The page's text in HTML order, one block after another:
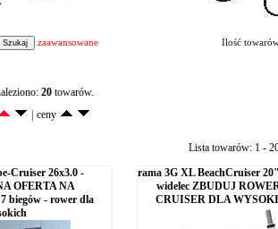
zaawansowane Ilość
20 towarów.
ceny
Lista towarów: 1 -
Cruiser 26x3.0 -
OFERTA NA
biegów - rower dla
rama 3G XL BeachCruiser
widelec ZBUDUJ
CRUISER DLA